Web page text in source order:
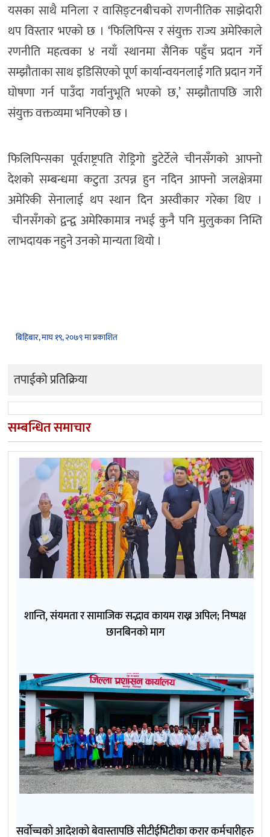
यसका साथै मनिला र वासिङ्टनबीचको राणनीतिक साझेदारी
थप विस्तार भएको छ । ‘फिलिपिन्स र संयुक्त राज्य अमेरिकाले
रणनीति महत्वका ४ नयाँ स्थानमा सैनिक पहुँच प्रदान गर्ने
सम्झौताका साथ इडिसिएको पूर्ण कार्यान्वयनलाई गति प्रदान गर्ने
घोषणा गर्न पाउँदा गर्वानुभूति भएको छ,’ सम्झौतापछि जारी
संयुक्त वक्तव्यमा भनिएको छ ।
फिलिपिन्सका पूर्वराष्ट्रपति रोड्रिगो डुटेर्टेले चीनसँगको आफ्नो
देशको सम्बन्धमा कटुता उत्पन्न हुन नदिन आफ्नो जलक्षेत्रमा
अमेरिकी सेनालाई थप स्थान दिन अस्वीकार गरेका थिए ।
चीनसँगको द्वन्द्व अमेरिकामात्र नभई कुनै पनि मुलुकका निम्ति
लाभदायक नहुने उनको मान्यता थियो ।
बिहिबार, माघ १९, २०७९ मा प्रकाशित
तपाईको प्रतिक्रिया
सम्बन्धित समाचार
शान्ति, संयमता र सामाजिक सद्भाव कायम राख्न अपिल; निष्पक्ष
छानबिनको माग
सर्वोच्चको आदेशको बेवास्तापछि सीटीईभिटीका करार कर्मचारीहरु